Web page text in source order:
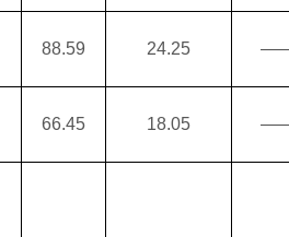
88.59 24.25
66.45 18.05